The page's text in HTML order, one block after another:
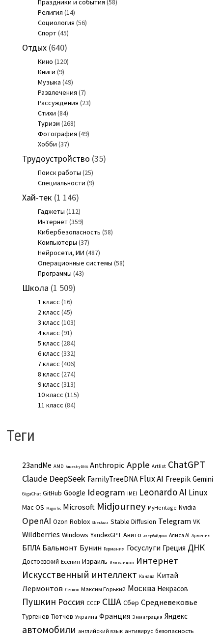
Праздники и события (58)
Религия (14)
Социология (56)
Спорт(45)
Отдых(640)
Кино (120)
Книги (9)
Музыка (49)
Развлечения (7)
Рассуждения (23)
Стихи (84)
Туризм (268)
Фотография (49)
Хобби (37)
Трудоустройство (35)
Поиск работы (25)
Специальности (9)
Хай-тек (1 146)
Гаджеты (112)
Интернет(359)
Кибербезопасность (58)
Компьютеры (37)
Нейросети, ИИ (487)
Операционные системы (58)
Программы (43)
Школа (1 509)
1 класс (16)
2 класс (45)
3 класс (103)
4 класс (91)
5 класс (284)
6 класс (332)
7 класс (406)
8 класс (274)
9 класс (313)
10 класс (115)
11 класс (84)
Теги
23andMe AMD AncestryDNA Anthropic Apple Artlist ChatGPT
Claude DeepSeek FamilyTreeDNA Flux AI Freepik Gemini
GigaChat GitHub Google Ideogram IMEI Leonardo AI Linux
Mac OS Magnific Microsoft Midjourney MyHeritage Nvidia
OpenAI Ozon Roblox SberJazz Stable Diffusion Telegram VK
Wildberries Windows YandexGPT Авито Азербайджан Алиса AI Армения
БПЛА Бальмонт Бунин Германия Госуслуги Греция ДНК
Достоевский Есенин Израиль Инвестиции Интернет
Искусственный интеллект Канада Китай
Лермонтов Лесков Максим Горький Москва Некрасов
Пушкин Россия СССР США Сбер Средневековье
Тургенев Тютчев Украина Франция Эммиграция Яндекс
автомобили английский язык антивирус безопасность